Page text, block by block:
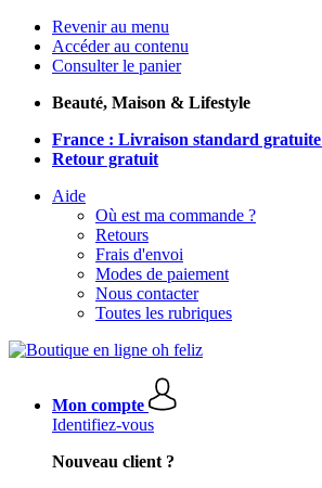
Revenir au menu
Accéder au contenu
Consulter le panier
Beauté, Maison & Lifestyle
France : Livraison standard gratuite
Retour gratuit
Aide
Où est ma commande ?
Retours
Frais d'envoi
Modes de paiement
Nous contacter
Toutes les rubriques
Mon compte
Identifiez-vous
Nouveau client ?